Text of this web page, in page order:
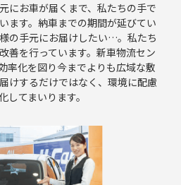
にお車が届くまで、私たちの手で
ます。納車までの期間が延びてい
の手元にお届けしたい…。私たち
善を行っています。新車物流セン
率化を図り今までよりも広域な敷
けするだけではなく、環境に配慮
してまいります。